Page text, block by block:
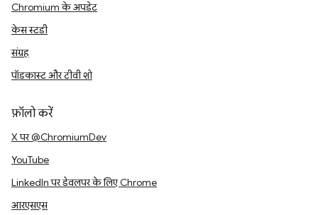
Chromium के अपडेट
केस स्टडी
संग्रह
पॉडकास्ट और टीवी शो
फ़ॉलो करें
X पर @ChromiumDev
YouTube
LinkedIn पर डेवलपर के लिए Chrome
आरएसएस